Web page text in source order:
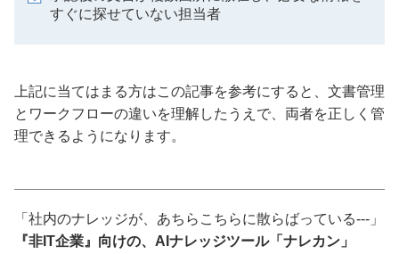
すぐに探せていない担当者
上記に当てはまる方はこの記事を参考にすると、文書管理
とワークフローの違いを理解したうえで、両者を正しく管
理できるようになります。
「社内のナレッジが、あちらこちらに散らばっている---」
『非IT企業』向けの、AIナレッジツール「ナレカン」